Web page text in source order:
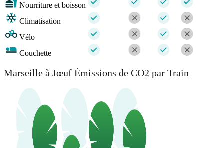
Nourriture et boisson
Climatisation
Vélo
Couchette
Marseille à Jœuf Émissions de CO2 par Train